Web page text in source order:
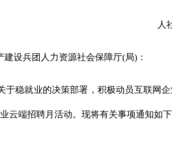
人
设兵团人力资源社会保障厅(局)：
就业的决策部署，积极动员互联网企
云端招聘月活动。现将有关事项通知如下